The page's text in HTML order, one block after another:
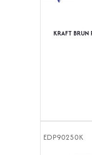
KRAFT
EDP90250K